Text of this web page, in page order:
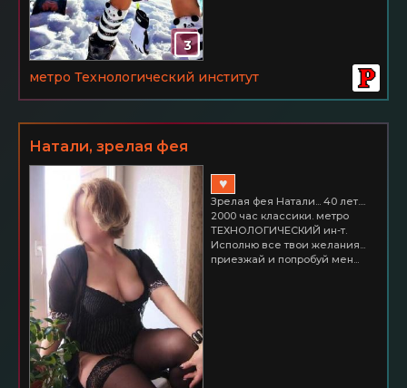
3
метро Технологический институт
Натали, зрелая фея
♥
Зрелая фея Натали... 40 лет....
2000 час классики. метро
ТЕХНОЛОГИЧЕСКИЙ ин-т.
Исполню все твои желания...
приезжай и попробуй мен...